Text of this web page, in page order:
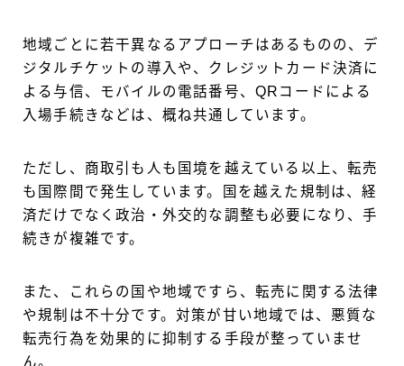
地域ごとに若干異なるアプローチはあるものの、デ
ジタルチケットの導入や、クレジットカード決済に
よる与信、モバイルの電話番号、QRコードによる
入場手続きなどは、概ね共通しています。
ただし、商取引も人も国境を越えている以上、転売
も国際間で発生しています。国を越えた規制は、経
済だけでなく政治・外交的な調整も必要になり、手
続きが複雑です。
また、これらの国や地域ですら、転売に関する法律
や規制は不十分です。対策が甘い地域では、悪質な
転売行為を効果的に抑制する手段が整っていませ
ん。